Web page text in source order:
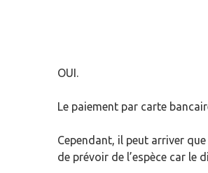
OUI.
Le paiement par carte
Cependant, il peut arriver
de prévoir de l’espèce car le